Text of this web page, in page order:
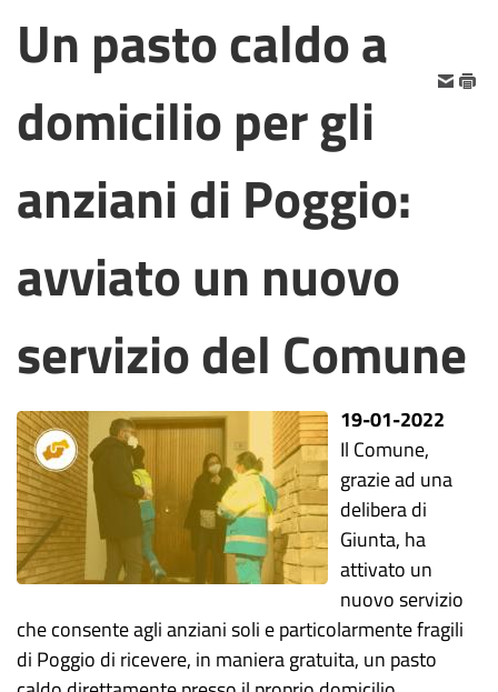
Un pasto caldo a
domicilio per gli
anziani di Poggio:
avviato un nuovo
servizio del Comune
19-01-2022
Il Comune,
grazie ad una
delibera di
Giunta, ha
attivato un
nuovo servizio
che consente agli anziani soli e particolarmente fragili
di Poggio di ricevere, in maniera gratuita, un pasto